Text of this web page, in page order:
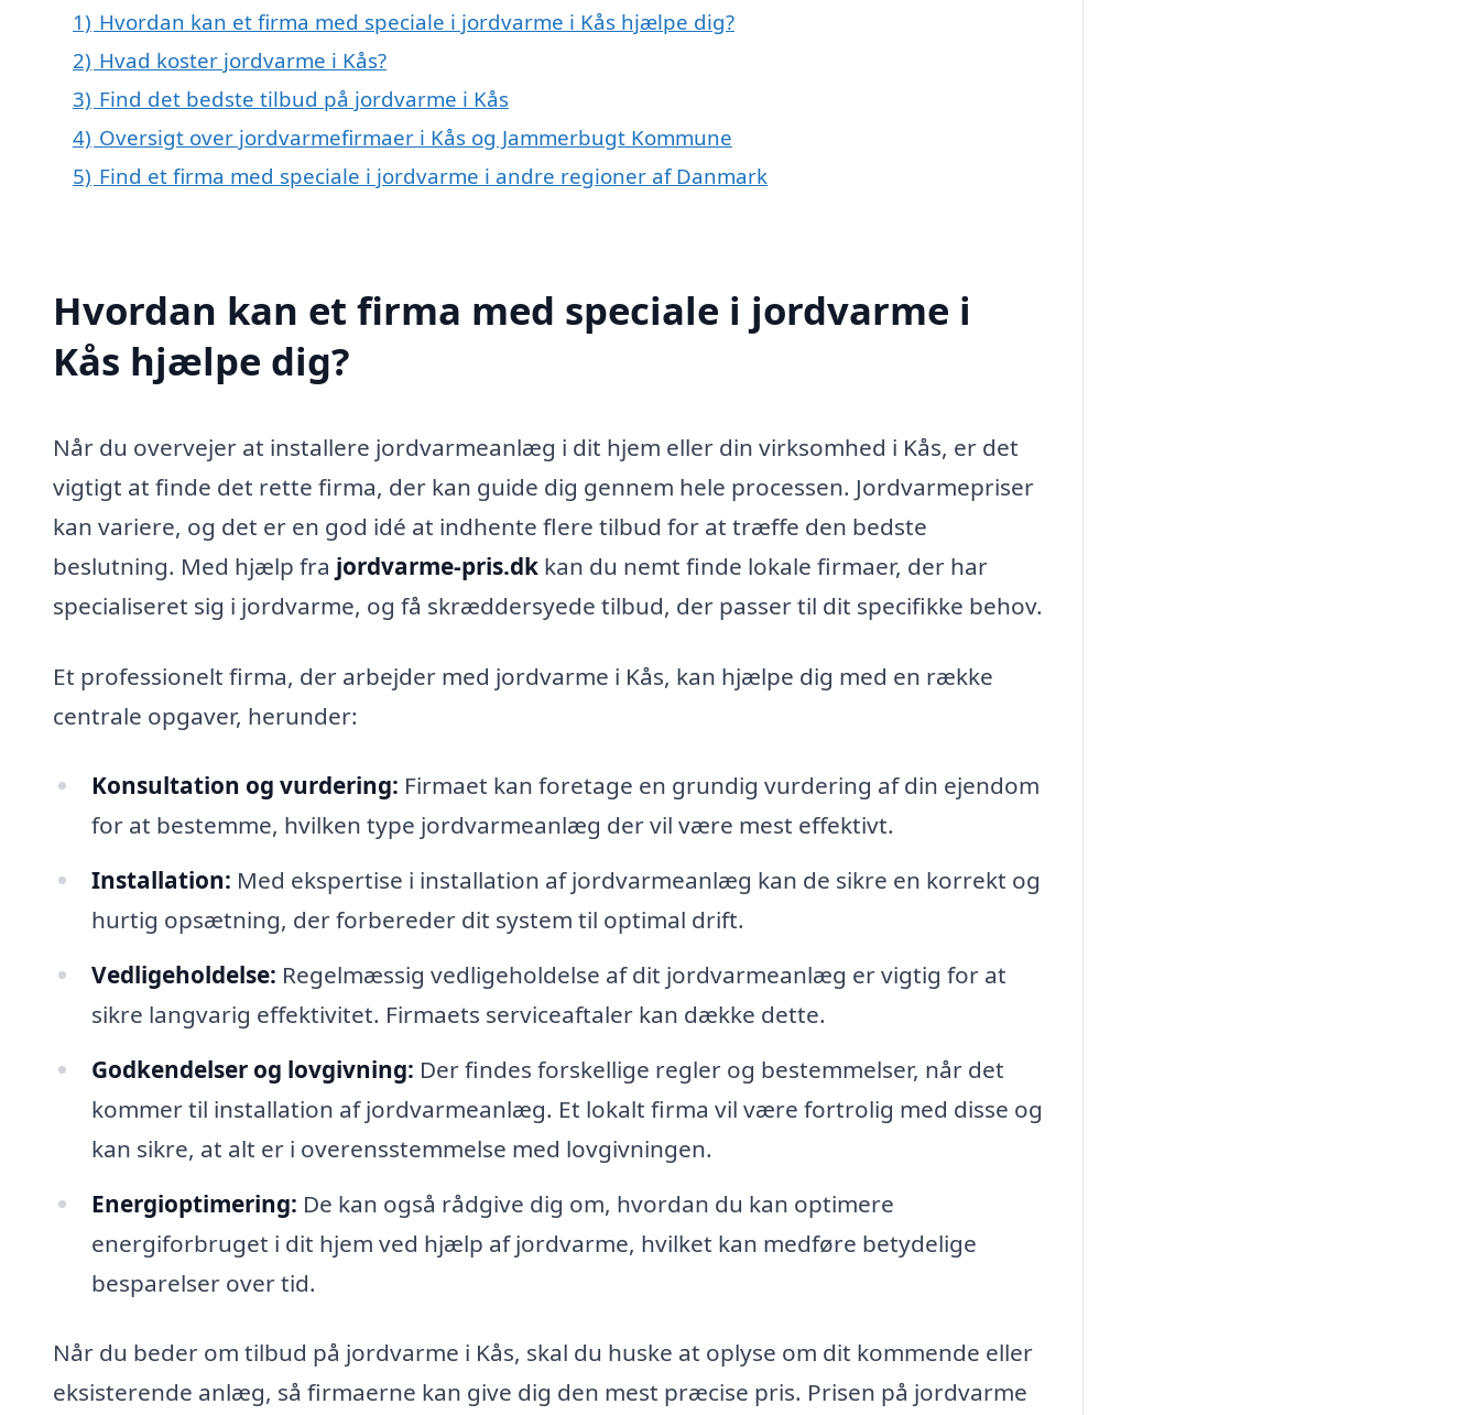
1) Hvordan kan et firma med speciale i jordvarme i Kås hjælpe dig?
2) Hvad koster jordvarme i Kås?
3) Find det bedste tilbud på jordvarme i Kås
4) Oversigt over jordvarmefirmaer i Kås og Jammerbugt Kommune
5) Find et firma med speciale i jordvarme i andre regioner af Danmark
Hvordan kan et firma med speciale i jordvarme i
Kås hjælpe dig?
Når du overvejer at installere jordvarmeanlæg i dit hjem eller din virksomhed i Kås, er det
vigtigt at finde det rette firma, der kan guide dig gennem hele processen. Jordvarmepriser
kan variere, og det er en god idé at indhente flere tilbud for at træffe den bedste
beslutning. Med hjælp fra jordvarme-pris.dk kan du nemt finde lokale firmaer, der har
specialiseret sig i jordvarme, og få skræddersyede tilbud, der passer til dit specifikke behov.
Et professionelt firma, der arbejder med jordvarme i Kås, kan hjælpe dig med en række
centrale opgaver, herunder:
Konsultation og vurdering: Firmaet kan foretage en grundig vurdering af din ejendom
for at bestemme, hvilken type jordvarmeanlæg der vil være mest effektivt.
Installation: Med ekspertise i installation af jordvarmeanlæg kan de sikre en korrekt og
hurtig opsætning, der forbereder dit system til optimal drift.
Vedligeholdelse: Regelmæssig vedligeholdelse af dit jordvarmeanlæg er vigtig for at
sikre langvarig effektivitet. Firmaets serviceaftaler kan dække dette.
Godkendelser og lovgivning: Der findes forskellige regler og bestemmelser, når det
kommer til installation af jordvarmeanlæg. Et lokalt firma vil være fortrolig med disse og
kan sikre, at alt er i overensstemmelse med lovgivningen.
Energioptimering: De kan også rådgive dig om, hvordan du kan optimere
energiforbruget i dit hjem ved hjælp af jordvarme, hvilket kan medføre betydelige
besparelser over tid.
Når du beder om tilbud på jordvarme i Kås, skal du huske at oplyse om dit kommende eller
eksisterende anlæg, så firmaerne kan give dig den mest præcise pris. Prisen på jordvarme